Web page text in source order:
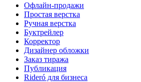
Офлайн-продажи
Простая верстка
Ручная верстка
Буктрейлер
Корректор
Дизайнер обложки
Заказ тиража
Публикация
Rideró для бизнеса